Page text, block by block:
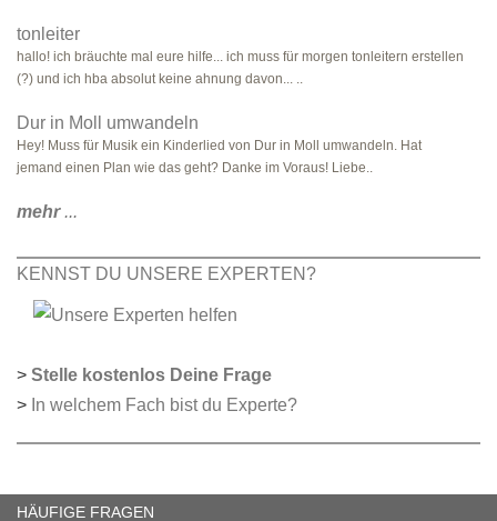
tonleiter
hallo! ich bräuchte mal eure hilfe... ich muss für morgen tonleitern erstellen
(?) und ich hba absolut keine ahnung davon... ..
Dur in Moll umwandeln
Hey! Muss für Musik ein Kinderlied von Dur in Moll umwandeln. Hat
jemand einen Plan wie das geht? Danke im Voraus! Liebe..
mehr...
KENNST DU UNSERE EXPERTEN?
> Stelle kostenlos Deine Frage
> In welchem Fach bist du Experte?
HÄUFIGE FRAGEN